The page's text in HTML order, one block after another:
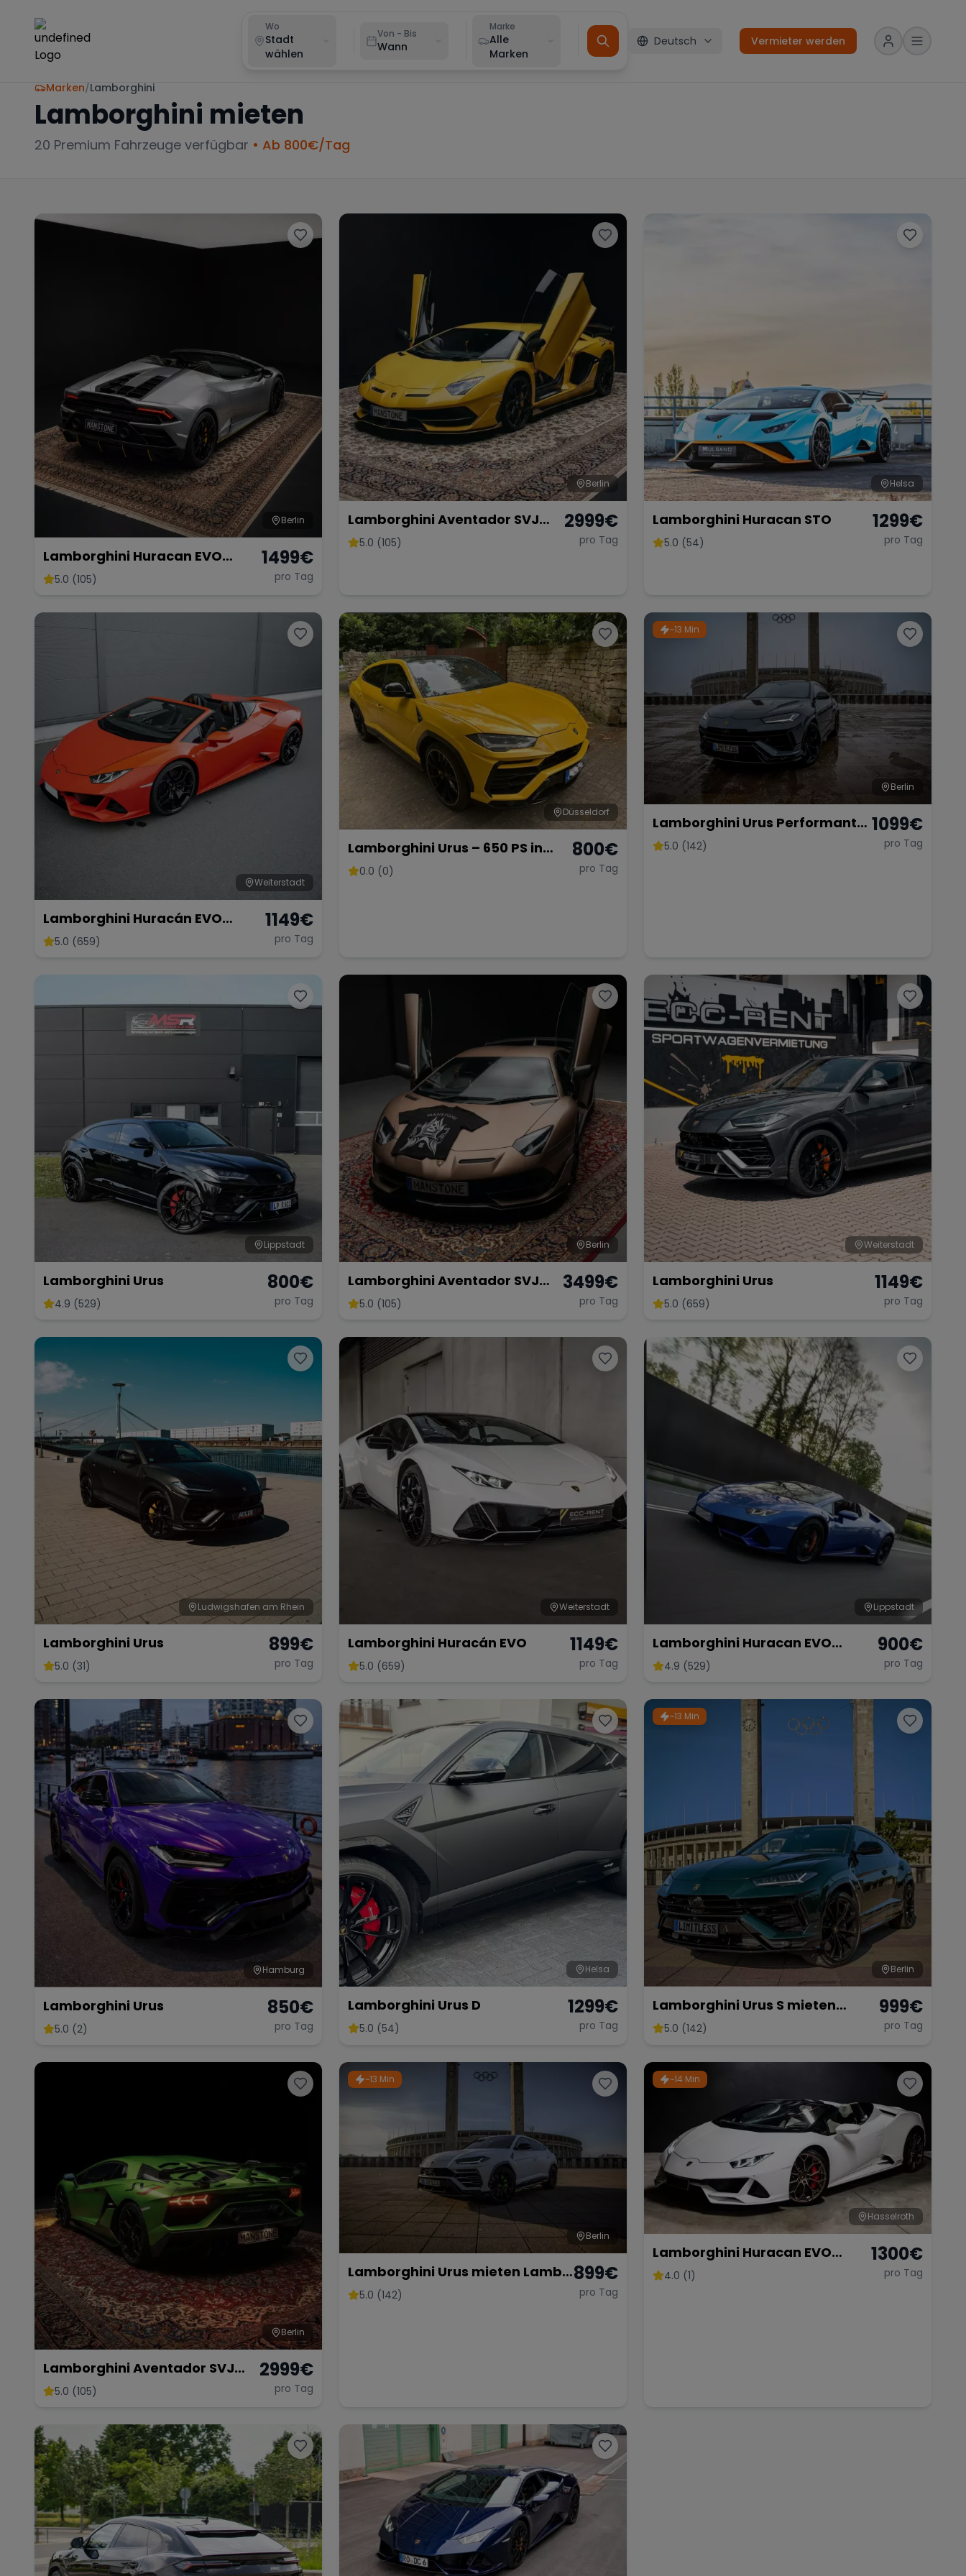
Wo
Stadt
wählen
Von - Bis
Wann
Marke
Alle
Marken
Deutsch Vermieter werden
Marken/Lamborghini
Lamborghini mieten
20 Premium Fahrzeuge verfügbar • Ab 800€/Tag
Berlin
Lamborghini Huracan EVO
Spyder Mieten Sportwagen
5.0 (105)
1499€
pro Tag
Berlin
Lamborghini Aventador SVJ
Coupé 01 di 900 Mieten
5.0 (105)
2999€
pro Tag
Helsa
Lamborghini Huracan STO
5.0 (54)
1299€
pro Tag
Weiterstadt
Lamborghini Huracán EVO
Spyder
5.0 (659)
1149€
pro Tag
Düsseldorf
Lamborghini Urus – 650 PS in
strahlendem Gelb
0.0 (0)
800€
pro Tag
~13 Min
Berlin
Lamborghini Urus Performante
mieten Lambo SUV Sportwagen
5.0 (142)
1099€
pro Tag
Lippstadt
Lamborghini Urus
4.9 (529)
800€
pro Tag
Berlin
Lamborghini Aventador SVJ
Roadster 01 di 800 Mieten
5.0 (105)
3499€
pro Tag
Weiterstadt
Lamborghini Urus
5.0 (659)
1149€
pro Tag
Ludwigshafen am Rhein
Lamborghini Urus
5.0 (31)
899€
pro Tag
Weiterstadt
Lamborghini Huracán EVO
5.0 (659)
1149€
pro Tag
Lippstadt
Lamborghini Huracan EVO
Spyder non OPF
4.9 (529)
900€
pro Tag
Hamburg
Lamborghini Urus
5.0 (2)
850€
pro Tag
Helsa
Lamborghini Urus D
5.0 (54)
1299€
pro Tag
~13 Min
Berlin
Lamborghini Urus S mieten
Lambo SUV Sportwagen
5.0 (142)
999€
pro Tag
Berlin
Lamborghini Aventador SVJ
Coupé 01 di 900 Mieten
5.0 (105)
2999€
pro Tag
~13 Min
Berlin
Lamborghini Urus mieten Lambo
SUV Sportwagen Hochzeitsauto
5.0 (142)
899€
pro Tag
~14 Min
Hasselroth
Lamborghini Huracan EVO
Spider
4.0 (1)
1300€
pro Tag